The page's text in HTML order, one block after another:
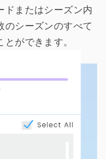
ドまたはシーズン内
のシーズンのすべて
ができます。